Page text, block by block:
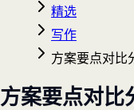
精选
写作
方案要点对比
方案要点对比